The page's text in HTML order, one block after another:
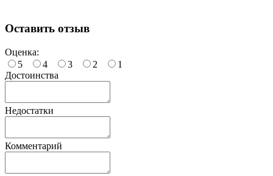
Оставить отзыв
Оценка:
5
4 3 2
1
Достоинства
Недостатки
Комментарий